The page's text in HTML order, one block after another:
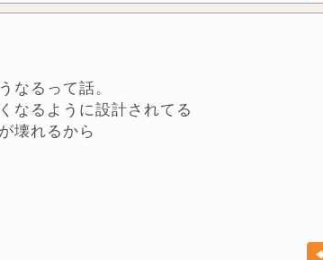
なるって話。
なるように設計されてる
壊れるから